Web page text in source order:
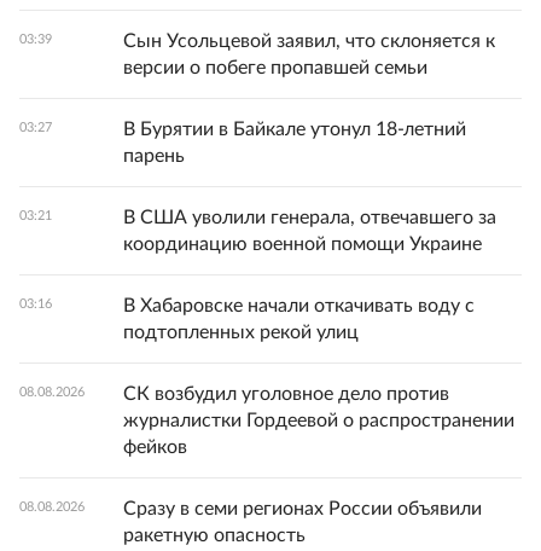
03:39
Сын Усольцевой заявил, что склоняется к
версии о побеге пропавшей семьи
03:27
В Бурятии в Байкале утонул 18-летний
парень
03:21
В США уволили генерала, отвечавшего за
координацию военной помощи Украине
03:16
В Хабаровске начали откачивать воду с
подтопленных рекой улиц
08.08.2026
СК возбудил уголовное дело против
журналистки Гордеевой о распространении
фейков
08.08.2026
Сразу в семи регионах России объявили
ракетную опасность